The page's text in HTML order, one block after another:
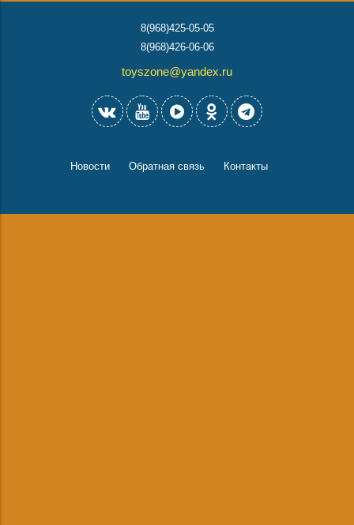
8(968)425-05-05
8(968)426-06-06
toyszone@yandex.ru
Новости Обратная связь Контакты